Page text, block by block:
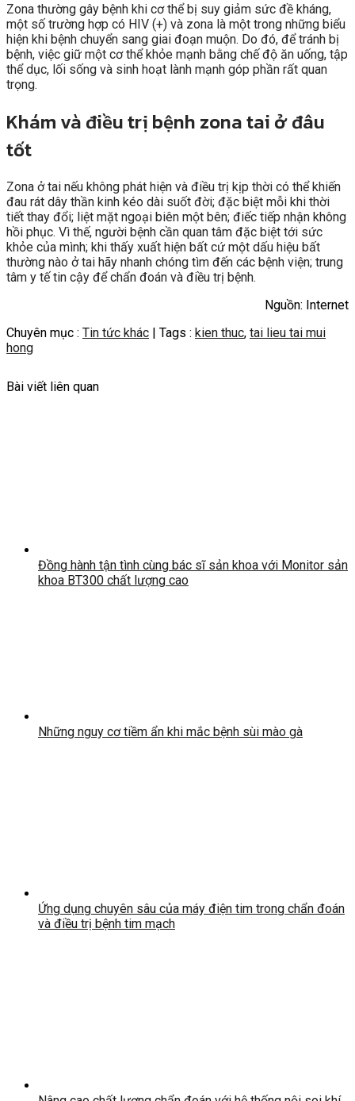
Zona thường gây bệnh khi cơ thể bị suy giảm sức đề kháng,
một số trường hợp có HIV (+) và zona là một trong những biểu
hiện khi bệnh chuyển sang giai đoạn muộn. Do đó, để tránh bị
bệnh, việc giữ một cơ thể khỏe mạnh bằng chế độ ăn uống, tập
thể dục, lối sống và sinh hoạt lành mạnh góp phần rất quan
trọng.
Khám và điều trị bệnh zona tai ở đâu
tốt
Zona ở tai nếu không phát hiện và điều trị kịp thời có thể khiến
đau rát dây thần kinh kéo dài suốt đời; đặc biệt mỗi khi thời
tiết thay đổi; liệt mặt ngoại biên một bên; điếc tiếp nhận không
hồi phục. Vì thế, người bệnh cần quan tâm đặc biệt tới sức
khỏe của mình; khi thấy xuất hiện bất cứ một dấu hiệu bất
thường nào ở tai hãy nhanh chóng tìm đến các bệnh viện; trung
tâm y tế tin cậy để chẩn đoán và điều trị bệnh.
Nguồn: Internet
Chuyên mục : Tin tức khác | Tags : kien thuc, tai lieu tai mui
hong
Bài viết liên quan
Đồng hành tận tình cùng bác sĩ sản khoa với Monitor sản
khoa BT300 chất lượng cao
Những nguy cơ tiềm ẩn khi mắc bệnh sùi mào gà
Ứng dụng chuyên sâu của máy điện tim trong chẩn đoán
và điều trị bệnh tim mạch